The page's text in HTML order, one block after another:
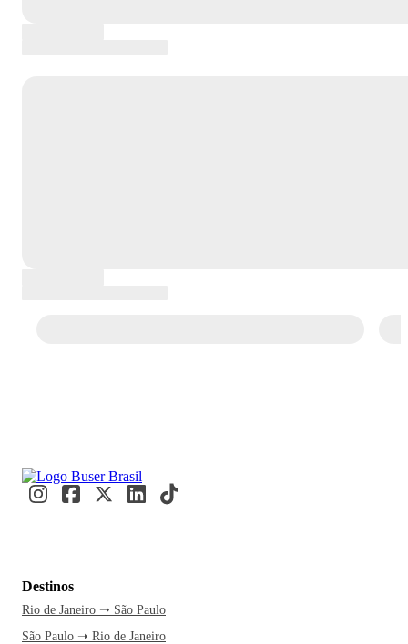
Destinos
Rio de Janeiro ➝ São Paulo
São Paulo ➝ Rio de Janeiro